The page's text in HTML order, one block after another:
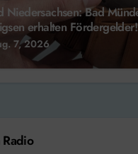
Niedersachsen: Bad
erhalten Fördergelder!
7, 2026
Radio